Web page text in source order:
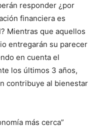
responder ¿por
financiera es
Mientras que aquellos
entregarán su parecer
en cuenta el
los últimos 3 años,
contribuye al bienestar
más cerca”